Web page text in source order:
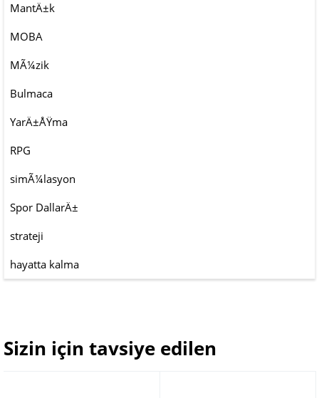
MantÄ±k
MOBA
MÃ¼zik
Bulmaca
YarÄ±ÅŸma
RPG
simÃ¼lasyon
Spor DallarÄ±
strateji
hayatta kalma
Sizin için tavsiye edilen